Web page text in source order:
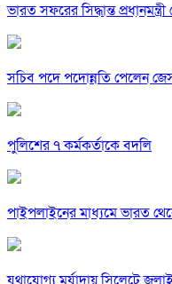
ভারত সফরের সিদ্ধান্ত প্রধানমন্ত্রী
সচিব পদে পদোন্নতি পেলেন
পুলিশের ৭ কর্মকর্তাকে বদলি
পাইপলাইনের মাধ্যমে ভারত